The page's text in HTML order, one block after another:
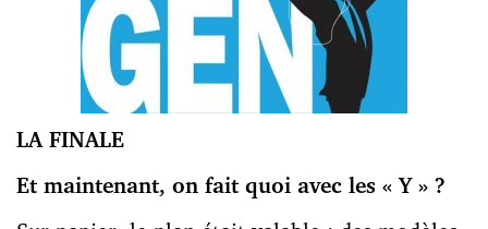
LA FINALE
Et maintenant, on fait quoi avec les « Y » ?